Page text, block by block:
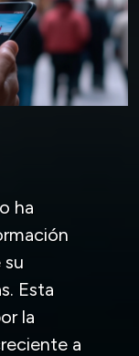
ha
Esta
la
a